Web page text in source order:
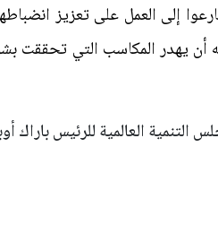
إلى العمل على تعزيز
أن يهدر المكاسب التي تحققت
العالمية للرئيس باراك